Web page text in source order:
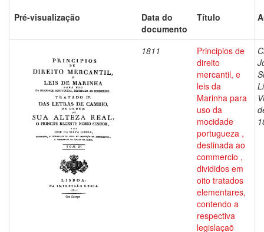
Pré-visualização
Data do
documento
Título
1811
Principios de
direito
mercantil, e
leis da
Marinha para
uso da
mocidade
portugueza ,
destinada ao
commercio ,
divididos em
oito tratados
elementares,
contendo a
respectiva
legislaçaõ